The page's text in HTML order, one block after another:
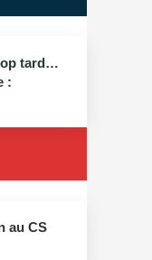
tard…
:
au CS